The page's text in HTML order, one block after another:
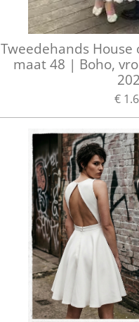
Tweedehands
maat 48 | Boho,
€